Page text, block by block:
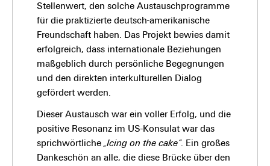
Stellenwert, den solche Austauschprogramme
für die praktizierte deutsch-amerikanische
Freundschaft haben. Das Projekt bewies damit
erfolgreich, dass internationale Beziehungen
maßgeblich durch persönliche Begegnungen
und den direkten interkulturellen Dialog
gefördert werden.
Dieser Austausch war ein voller Erfolg, und die
positive Resonanz im US-Konsulat war das
sprichwörtliche „Icing on the cake“. Ein großes
Dankeschön an alle, die diese Brücke über den